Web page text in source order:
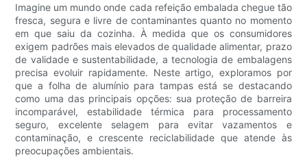
Imagine um mundo onde cada refeição embalada chegue tão
fresca, segura e livre de contaminantes quanto no momento
em que saiu da cozinha. À medida que os consumidores
exigem padrões mais elevados de qualidade alimentar, prazo
de validade e sustentabilidade, a tecnologia de embalagens
precisa evoluir rapidamente. Neste artigo, exploramos por
que a folha de alumínio para tampas está se destacando
como uma das principais opções: sua proteção de barreira
incomparável, estabilidade térmica para processamento
seguro, excelente selagem para evitar vazamentos e
contaminação, e crescente reciclabilidade que atende às
preocupações ambientais.